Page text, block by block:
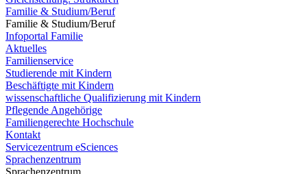
Familie & Studium/Beruf
Familie & Studium/Beruf
Infoportal Familie
Aktuelles
Familienservice
Studierende mit Kindern
Beschäftigte mit Kindern
wissenschaftliche Qualifizierung mit Kindern
Pflegende Angehörige
Familiengerechte Hochschule
Kontakt
Servicezentrum eSciences
Sprachenzentrum
Sprachenzentrum